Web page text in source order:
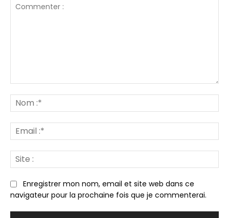
:*
:*
:
Enregistrer mon nom, email et site web dans ce
navigateur pour la prochaine fois que je commenterai.